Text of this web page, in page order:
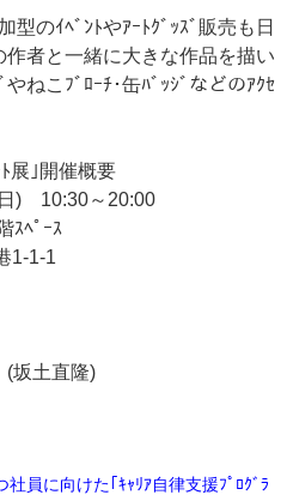
のｲﾍﾞﾝﾄやｱｰﾄｸﾞｯｽﾞ販売も日
作者と一緒に大きな作品を描い
ねこﾌﾞﾛｰﾁ･缶ﾊﾞｯｼﾞなどのｱｸｾ
展｣開催概要
) 10:30～20:00
ｽﾍﾟｰｽ
1-1-1
)
社員に向けた｢ｷｬﾘｱ自律支援ﾌﾟﾛｸﾞﾗ